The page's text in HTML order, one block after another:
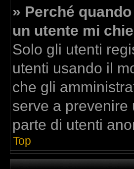
» Perché
un utente mi
Solo gli utenti
utenti usando il
che gli
serve a prevenire
parte di utenti
Top